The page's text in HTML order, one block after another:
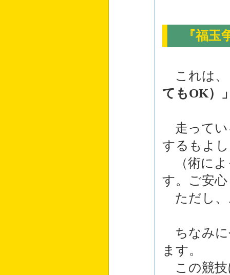
『福玉
これは、
てもOK）
走ってい
するもよ
（術によ
す。ご安
ただし、
ちなみに
ます。
この競技